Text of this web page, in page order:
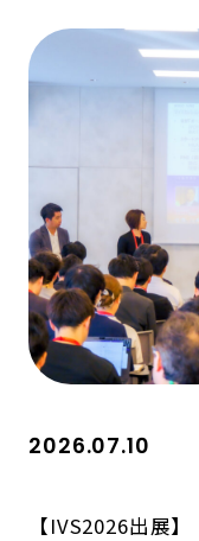
2026.07.10
【IVS2026出展